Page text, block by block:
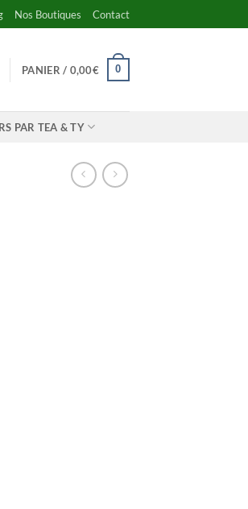
Nos Boutiques Contact
PANIER / 0,00€ 0
PAR TEA & TY